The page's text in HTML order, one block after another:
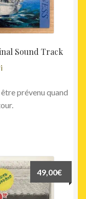
Sound Track
prévenu quand
49,00€